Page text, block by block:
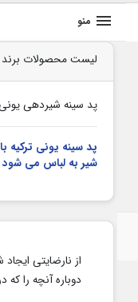
منو
لیست محصولات برند Uni
پد سینه شیردهی یونی
پد سینه یونی ترکیه با
شیر به لباس می شود
از نارضایتی ایجاد شده
دوباره آنچه را که